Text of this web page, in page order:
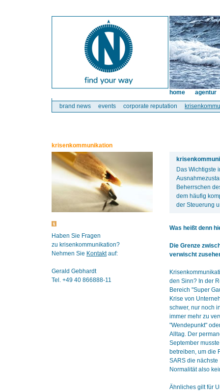
brand news events corporate reputation
home agentur
krisenkommunikation
Haben Sie Fragen
zu krisenkommunikation?
Nehmen Sie Kontaktauf:
Gerald Gebhardt
Tel. +49 40 866888-11
Das Wichtigste
Beherrschen
dem häufig
der Steuerung
Was heißt denn
Die Grenze
verwischt
den Sinn? In der
Bereich "Super
Krise von
schwer, nur noch
immer mehr zu
"Wendepunkt"
Alltag. Der
September
betreiben, um die
SARS die nächste
Normalität also
Ähnliches gilt für